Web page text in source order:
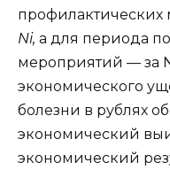
профилактических
Ni, a для периода
мероприятий — за
экономического
болезни в рублях
экономический
экономический